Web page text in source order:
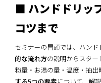
■ ハンドドリッ
コツまで
セミナーの冒頭では、ハン
的な淹れ方の説明からスター
粉量・お湯の量・温度・抽出